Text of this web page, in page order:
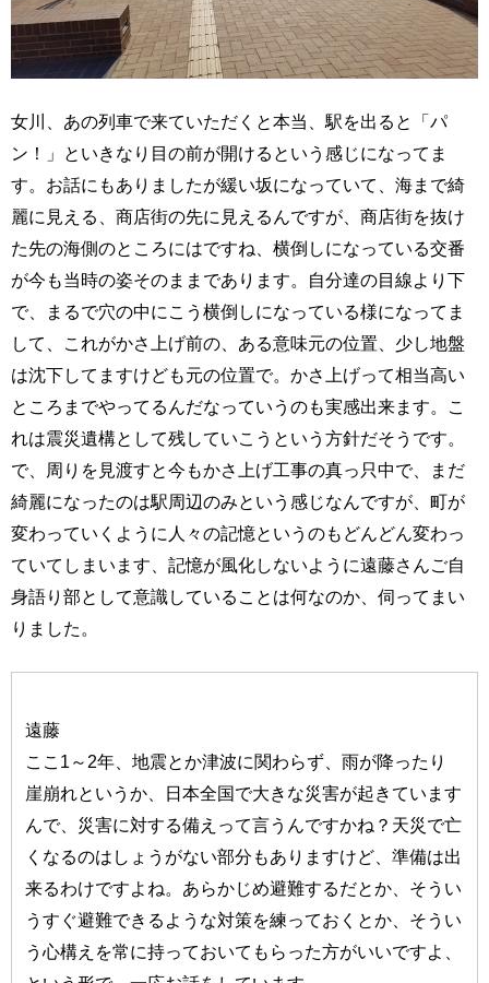
女川、あの列車で来ていただくと本当、駅を出ると「パ
ン！」といきなり目の前が開けるという感じになってま
す。お話にもありましたが緩い坂になっていて、海まで綺
麗に見える、商店街の先に見えるんですが、商店街を抜け
た先の海側のところにはですね、横倒しになっている交番
が今も当時の姿そのままであります。自分達の目線より下
で、まるで穴の中にこう横倒しになっている様になってま
して、これがかさ上げ前の、ある意味元の位置、少し地盤
は沈下してますけども元の位置で。かさ上げって相当高い
ところまでやってるんだなっていうのも実感出来ます。こ
れは震災遺構として残していこうという方針だそうです。
で、周りを見渡すと今もかさ上げ工事の真っ只中で、まだ
綺麗になったのは駅周辺のみという感じなんですが、町が
変わっていくように人々の記憶というのもどんどん変わっ
ていてしまいます、記憶が風化しないように遠藤さんご自
身語り部として意識していることは何なのか、伺ってまい
りました。
遠藤
ここ1～2年、地震とか津波に関わらず、雨が降ったり
崖崩れというか、日本全国で大きな災害が起きています
んで、災害に対する備えって言うんですかね？天災で亡
くなるのはしょうがない部分もありますけど、準備は出
来るわけですよね。あらかじめ避難するだとか、そうい
うすぐ避難できるような対策を練っておくとか、そうい
う心構えを常に持っておいてもらった方がいいですよ、